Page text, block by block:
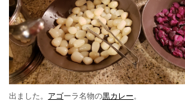
出ました。 アゴーラ名物の黒カレー。